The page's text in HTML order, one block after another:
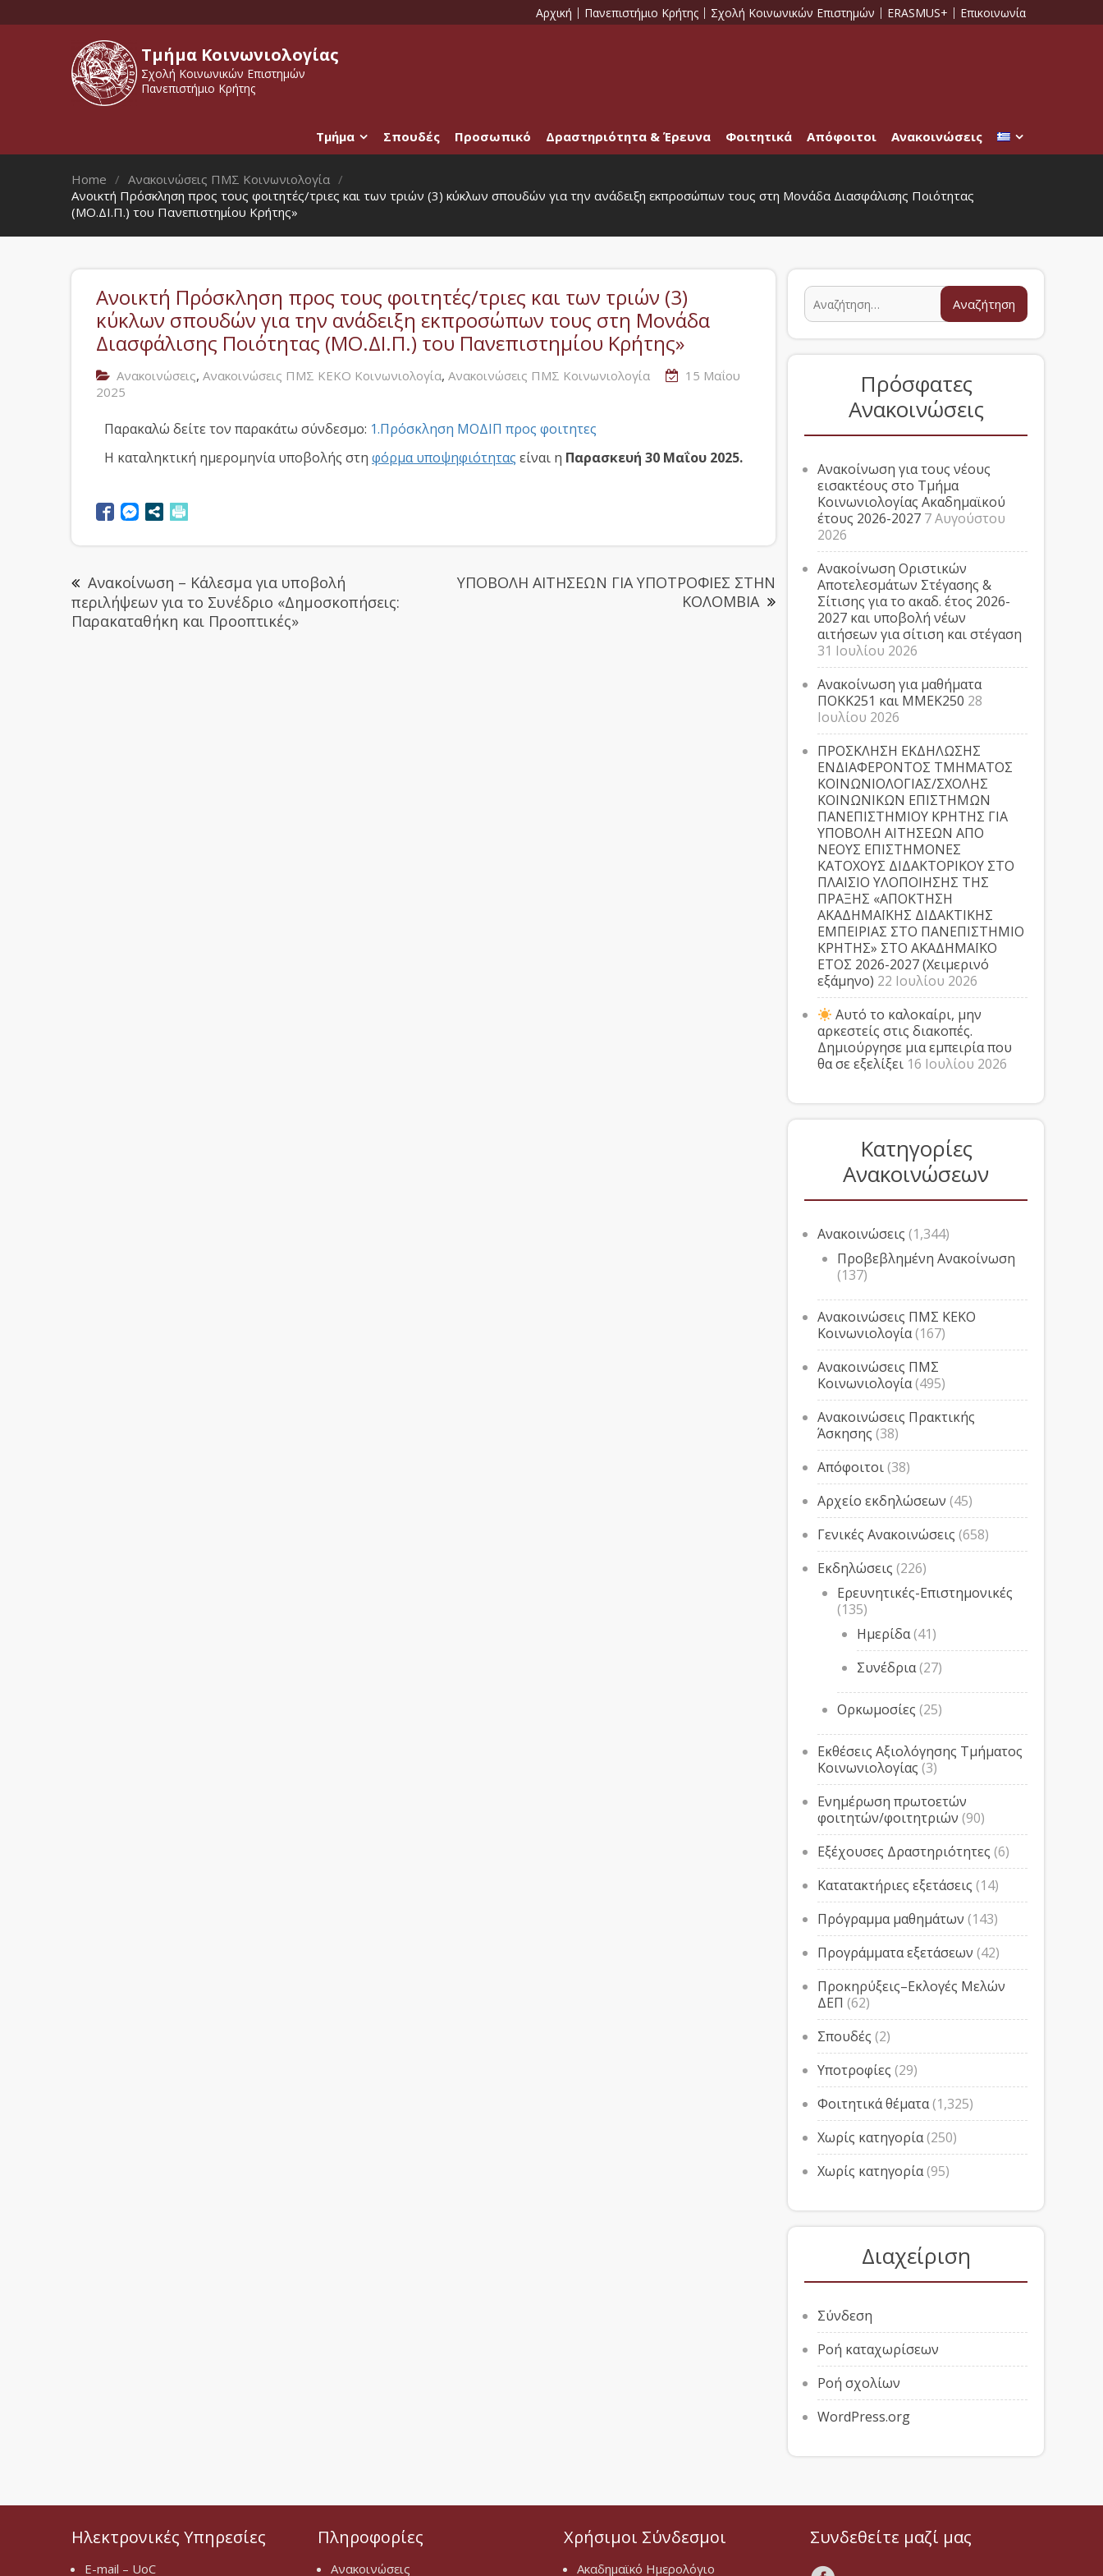
Αρχική Πανεπιστήμιο Κρήτης Σχολή Κοινωνικών Επιστημών ERASMUS+ Επικοινωνία
Τμήμα Κοινωνιολογίας
Σχολή Κοινωνικών Επιστημών
Πανεπιστήμιο Κρήτης
Τμήμα Σπουδές Προσωπικό Δραστηριότητα & Έρευνα Φοιτητικά Απόφοιτοι Ανακοινώσεις
Home
Ανακοινώσεις ΠΜΣ Κοινωνιολογία
Ανοικτή Πρόσκληση προς τους φοιτητές/τριες και των τριών (3) κύκλων σπουδών για την ανάδειξη εκπροσώπων τους στη Μονάδα Διασφάλισης Ποιότητας
(ΜΟ.ΔΙ.Π.) του Πανεπιστημίου Κρήτης»
Ανοικτή Πρόσκληση προς τους φοιτητές/τριες και των τριών (3)
κύκλων σπουδών για την ανάδειξη εκπροσώπων τους στη Μονάδα
Διασφάλισης Ποιότητας (ΜΟ.ΔΙ.Π.) του Πανεπιστημίου Κρήτης»
Ανακοινώσεις, Ανακοινώσεις ΠΜΣ ΚΕΚΟ Κοινωνιολογία, Ανακοινώσεις ΠΜΣ Κοινωνιολογία
15 Μαΐου
2025
Παρακαλώ δείτε τον παρακάτω σύνδεσμο: 1.Πρόσκληση ΜΟΔΙΠ προς φοιτητες
Η καταληκτική ημερομηνία υποβολής στη φόρμα υποψηφιότητας είναι η Παρασκευή 30 Μαΐου 2025.
Ανακοίνωση – Κάλεσμα για υποβολή
περιλήψεων για το Συνέδριο «Δημοσκοπήσεις:
Παρακαταθήκη και Προοπτικές»
ΥΠΟΒΟΛΗ ΑΙΤΗΣΕΩΝ ΓΙΑ ΥΠΟΤΡΟΦΙΕΣ ΣΤΗΝ
ΚΟΛΟΜΒΙΑ
Πρόσφατες
Ανακοινώσεις
Ανακοίνωση για τους νέους
εισακτέους στο Τμήμα
Κοινωνιολογίας Ακαδημαϊκού
έτους 2026-2027 7 Αυγούστου
2026
Ανακοίνωση Οριστικών
Αποτελεσμάτων Στέγασης &
Σίτισης για το ακαδ. έτος 2026-
2027 και υποβολή νέων
αιτήσεων για σίτιση και στέγαση
31 Ιουλίου 2026
Ανακοίνωση για μαθήματα
ΠΟΚΚ251 και ΜΜΕΚ250 28
Ιουλίου 2026
ΠΡΟΣΚΛΗΣΗ ΕΚΔΗΛΩΣΗΣ
ΕΝΔΙΑΦΕΡΟΝΤΟΣ ΤΜΗΜΑΤΟΣ
ΚΟΙΝΩΝΙΟΛΟΓΙΑΣ/ΣΧΟΛΗΣ
ΚΟΙΝΩΝΙΚΩΝ ΕΠΙΣΤΗΜΩΝ
ΠΑΝΕΠΙΣΤΗΜΙΟΥ ΚΡΗΤΗΣ ΓΙΑ
ΥΠΟΒΟΛΗ ΑΙΤΗΣΕΩΝ ΑΠΟ
ΝΕΟΥΣ ΕΠΙΣΤΗΜΟΝΕΣ
ΚΑΤΟΧΟΥΣ ΔΙΔΑΚΤΟΡΙΚΟΥ ΣΤΟ
ΠΛΑΙΣΙΟ ΥΛΟΠΟΙΗΣΗΣ ΤΗΣ
ΠΡΑΞΗΣ «ΑΠΟΚΤΗΣΗ
ΑΚΑΔΗΜΑΪΚΗΣ ΔΙΔΑΚΤΙΚΗΣ
ΕΜΠΕΙΡΙΑΣ ΣΤΟ ΠΑΝΕΠΙΣΤΗΜΙΟ
ΚΡΗΤΗΣ» ΣΤΟ ΑΚΑΔΗΜΑΪΚΟ
ΕΤΟΣ 2026-2027 (Χειμερινό
εξάμηνο) 22 Ιουλίου 2026
Αυτό το καλοκαίρι, μην
αρκεστείς στις διακοπές.
Δημιούργησε μια εμπειρία που
θα σε εξελίξει 16 Ιουλίου 2026
Κατηγορίες
Ανακοινώσεων
Ανακοινώσεις (1,344)
Προβεβλημένη Ανακοίνωση
(137)
Ανακοινώσεις ΠΜΣ ΚΕΚΟ
Κοινωνιολογία(167)
Ανακοινώσεις ΠΜΣ
Κοινωνιολογία(495)
Ανακοινώσεις Πρακτικής
Άσκησης (38)
Απόφοιτοι(38)
Αρχείο εκδηλώσεων (45)
Γενικές Ανακοινώσεις (658)
Εκδηλώσεις (226)
Ερευνητικές-Επιστημονικές
(135)
Ημερίδα(41)
Συνέδρια(27)
Ορκωμοσίες (25)
Εκθέσεις Αξιολόγησης Τμήματος
Κοινωνιολογίας (3)
Ενημέρωση πρωτοετών
φοιτητών/φοιτητριών (90)
Εξέχουσες Δραστηριότητες (6)
Κατατακτήριες εξετάσεις (14)
Πρόγραμμα μαθημάτων (143)
Προγράμματα εξετάσεων (42)
Προκηρύξεις–Εκλογές Μελών
ΔΕΠ (62)
Σπουδές (2)
Υποτροφίες (29)
Φοιτητικά θέματα(1,325)
Χωρίς κατηγορία(250)
Χωρίς κατηγορία(95)
Διαχείριση
Σύνδεση
Ροή καταχωρίσεων
Ροή σχολίων
WordPress.org
Ηλεκτρονικές Υπηρεσίες
E-mail – UoC
Πληροφορίες
Ανακοινώσεις
Χρήσιμοι Σύνδεσμοι
Ακαδημαϊκό Ημερολόγιο
Συνδεθείτε μαζί μας